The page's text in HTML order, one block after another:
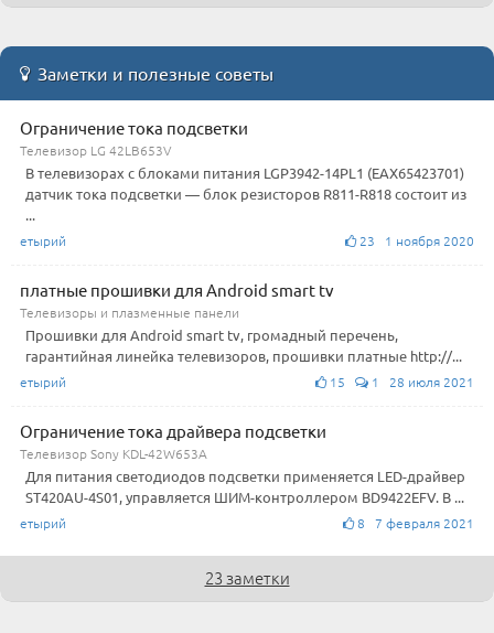
Заметки и полезные советы
Ограничение тока подсветки
Телевизор LG 42LB653V
В телевизорах с блоками питания LGP3942-14PL1 (EAX65423701)
датчик тока подсветки — блок резисторов R811-R818 состоит из
...
етырий 23 1 ноября 2020
платные прошивки для Android smart tv
Телевизоры и плазменные панели
Прошивки для Android smart tv, громадный перечень,
гарантийная линейка телевизоров, прошивки платные http://...
етырий 15 1 28 июля 2021
Ограничение тока драйвера подсветки
Телевизор Sony KDL-42W653A
Для питания светодиодов подсветки применяется LED-драйвер
ST420AU-4S01, управляется ШИМ-контроллером BD9422EFV. В ...
етырий 8 7 февраля 2021
23 заметки